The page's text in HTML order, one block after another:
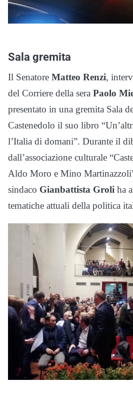
Sala gremita
Il Senatore Matteo Renzi,
del Corriere della sera Paolo
presentato in una gremita Sala
Castenedolo il suo libro
l’Italia di domani”. Durante il
dall’associazione culturale
Aldo Moro e Mino
sindaco Gianbattista Groli ha
tematiche attuali della politica